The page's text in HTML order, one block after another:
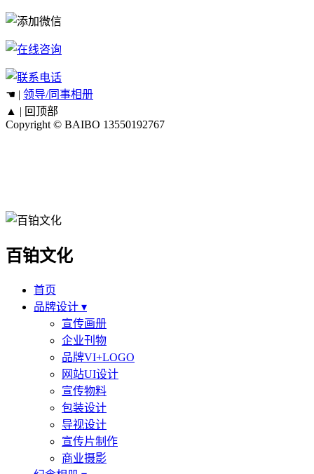
☚ | 领导/同事相册
▲ | 回顶部
Copyright © BAIBO 13550192767
百铂文化
首页
品牌设计 ▾
宣传画册
企业刊物
品牌VI+LOGO
网站UI设计
宣传物料
包装设计
导视设计
宣传片制作
商业摄影